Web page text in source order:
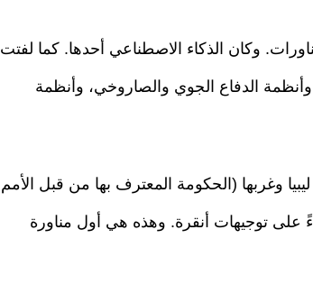
وكان الذكاء الاصطناعي أحدها. كما لفتت
وأنظمة الدفاع الجوي والصاروخي، وأنظمة
وغربها (الحكومة المعترف بها من قبل الأمم
على توجيهات أنقرة. وهذه هي أول مناورة